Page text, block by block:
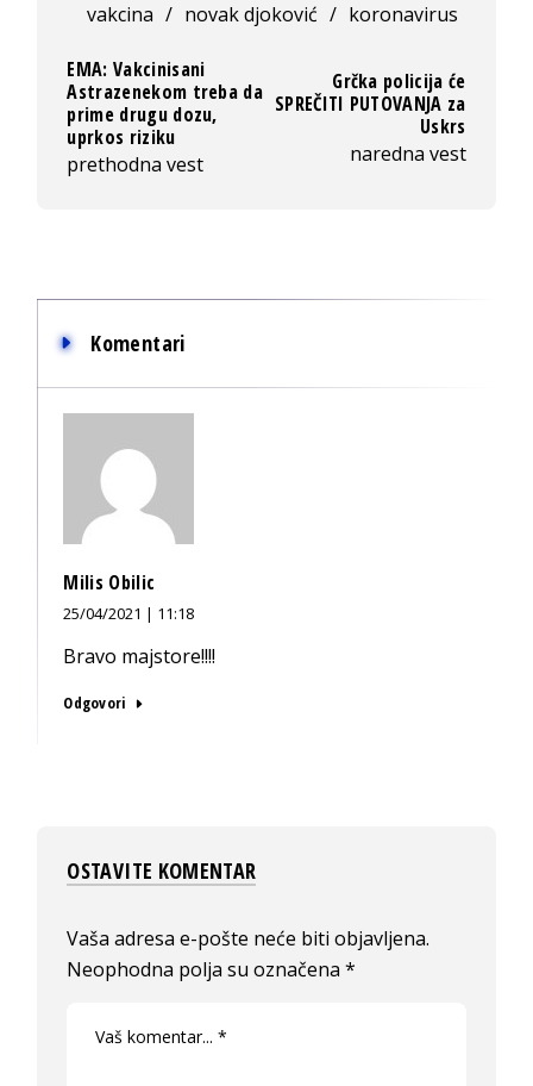
vakcina / novak djoković / koronavirus
EMA: Vakcinisani
Astrazenekom treba da
prime drugu dozu,
uprkos riziku
prethodna vest
Grčka policija će
SPREČITI PUTOVANJA za
Uskrs
naredna vest
Komentari
Milis Obilic
25/04/2021 | 11:18
Bravo majstore!!!!
Odgovori
OSTAVITE KOMENTAR
Vaša adresa e-pošte neće biti objavljena.
Neophodna polja su označena*